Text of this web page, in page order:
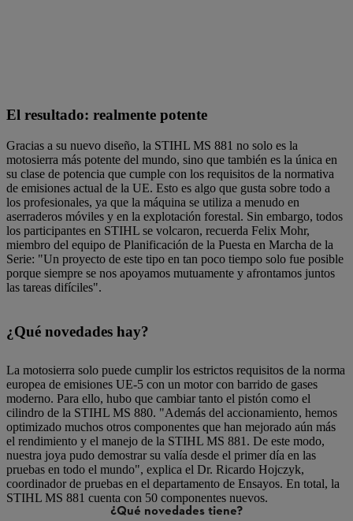
El resultado: realmente potente
Gracias a su nuevo diseño, la STIHL MS 881 no solo es la
motosierra más potente del mundo, sino que también es la única en
su clase de potencia que cumple con los requisitos de la normativa
de emisiones actual de la UE. Esto es algo que gusta sobre todo a
los profesionales, ya que la máquina se utiliza a menudo en
aserraderos móviles y en la explotación forestal. Sin embargo, todos
los participantes en STIHL se volcaron, recuerda Felix Mohr,
miembro del equipo de Planificación de la Puesta en Marcha de la
Serie: "Un proyecto de este tipo en tan poco tiempo solo fue posible
porque siempre se nos apoyamos mutuamente y afrontamos juntos
las tareas difíciles".
¿Qué novedades hay?
La motosierra solo puede cumplir los estrictos requisitos de la norma
europea de emisiones UE-5 con un motor con barrido de gases
moderno. Para ello, hubo que cambiar tanto el pistón como el
cilindro de la STIHL MS 880. "Además del accionamiento, hemos
optimizado muchos otros componentes que han mejorado aún más
el rendimiento y el manejo de la STIHL MS 881. De este modo,
nuestra joya pudo demostrar su valía desde el primer día en las
pruebas en todo el mundo", explica el Dr. Ricardo Hojczyk,
coordinador de pruebas en el departamento de Ensayos. En total, la
STIHL MS 881 cuenta con 50 componentes nuevos.
¿Qué novedades tiene?